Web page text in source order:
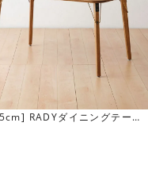
無垢材を使用してい
RADYダイニングテーブ